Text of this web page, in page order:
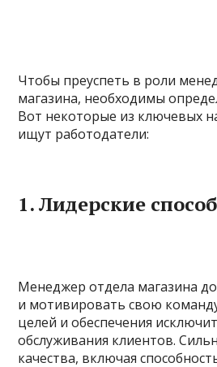
Чтобы преуспеть в роли
магазина, необходимы
Вот некоторые из ключевых
ищут работодатели:
1.Лидерские
Менеджер отдела магазина
и мотивировать свою
целей и обеспечения
обслуживания клиентов.
качества, включая